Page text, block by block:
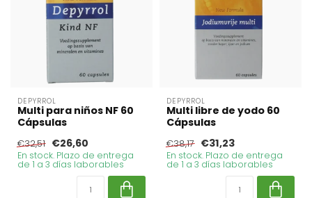
DEPYRROL
Multi para niños NF 60
Cápsulas
€32,51 €26,60
En stock. Plazo de entrega
de 1 a 3 días laborables
DEPYRROL
Multi libre de yodo 60
Cápsulas
€38,17 €31,23
En stock. Plazo de entrega
de 1 a 3 días laborables